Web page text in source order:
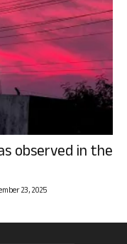
observed in the
23, 2025